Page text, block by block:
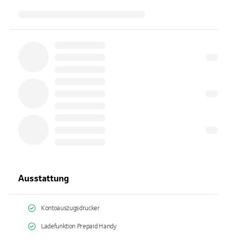
Ausstattung
Kontoauszugsdrucker
Ladefunktion Prepaid Handy